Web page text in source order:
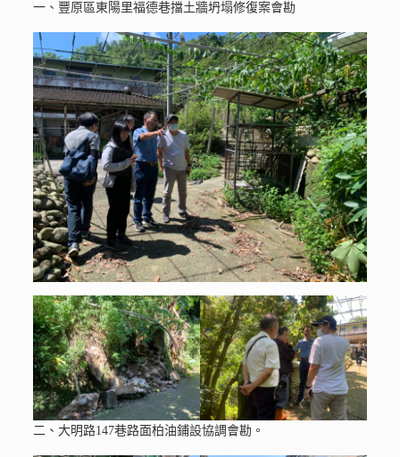
一、豐原區東陽里福德巷擋土牆坍塌修復案會勘
二、大明路147巷路面柏油鋪設協調會勘。